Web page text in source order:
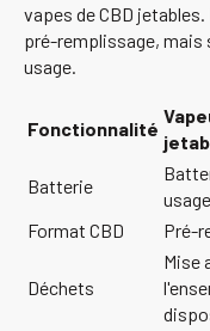
vapes de CBD
pré-remplissage, mais
usage.
Fonctionnalité
Batterie
Format CBD
Pré-
Déchets
Mise